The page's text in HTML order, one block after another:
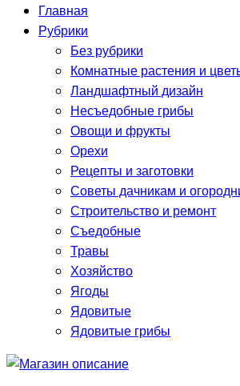
Главная
Рубрики
Без рубрики
Комнатные растения и
Ландшафтный дизайн
Несъедобные грибы
Овощи и фрукты
Орехи
Рецепты и заготовки
Советы дачникам и
Строительство и ремонт
Съедобные
Травы
Хозяйство
Ягоды
Ядовитые
Ядовитые грибы